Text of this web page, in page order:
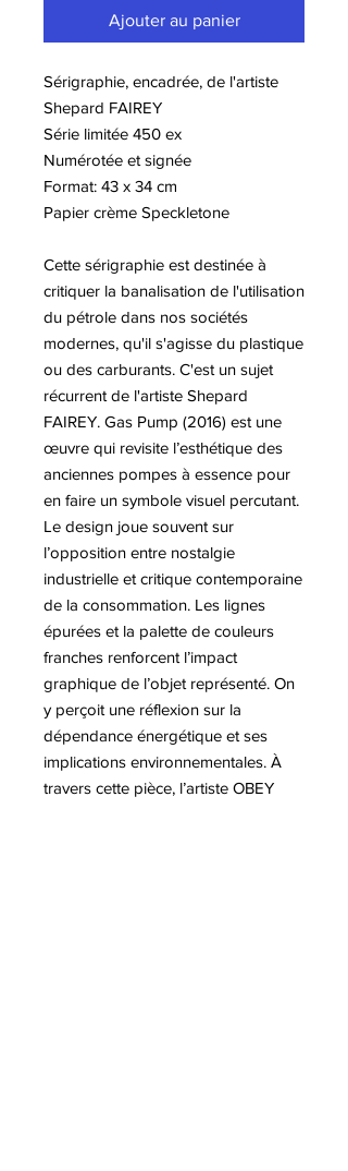
Ajouter au panier
Sérigraphie, encadrée, de l'artiste
Shepard FAIREY
Série limitée 450 ex
Numérotée et signée
Format: 43 x 34 cm
Papier crème Speckletone
Cette sérigraphie est destinée à
critiquer la banalisation de l'utilisation
du pétrole dans nos sociétés
modernes, qu'il s'agisse du plastique
ou des carburants. C'est un sujet
récurrent de l'artiste Shepard
FAIREY. Gas Pump (2016) est une
œuvre qui revisite l’esthétique des
anciennes pompes à essence pour
en faire un symbole visuel percutant.
Le design joue souvent sur
l’opposition entre nostalgie
industrielle et critique contemporaine
de la consommation. Les lignes
épurées et la palette de couleurs
franches renforcent l’impact
graphique de l’objet représenté. On
y perçoit une réflexion sur la
dépendance énergétique et ses
implications environnementales. À
travers cette pièce, l’artiste OBEY